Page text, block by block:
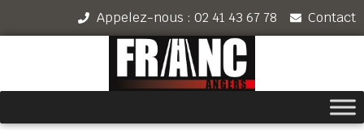
Appelez-nous : 02 41 43 67 78 Contact